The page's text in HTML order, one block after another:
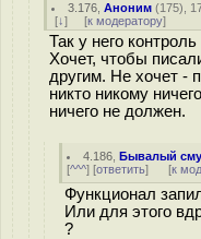
3.176 ,Аноним (175),
[↓] [к модератору]
Так у него
Хочет, чтобы
другим. Не хочет -
никто никому
ничего не должен.
4.186 ,Бывалый
[^^^] [ответить] [к
Функционал
Или для этого
?